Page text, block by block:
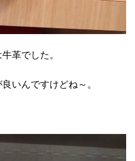
革でした。
いんですけどね～。